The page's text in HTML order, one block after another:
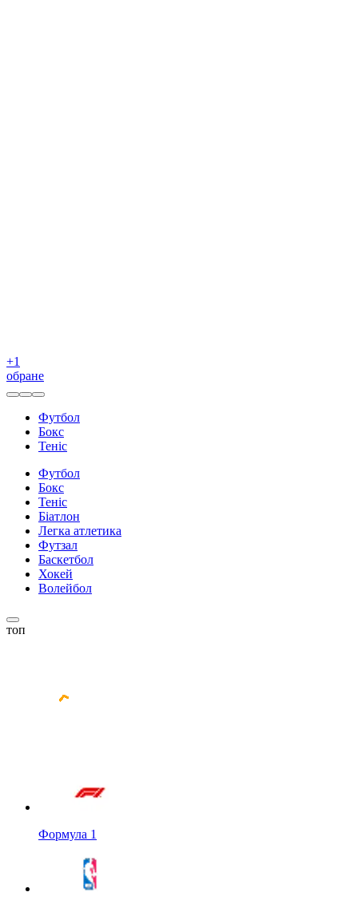
+1
обране
Футбол
Бокс
Теніс
Футбол
Бокс
Теніс
Біатлон
Легка атлетика
Футзал
Баскетбол
Хокей
Волейбол
топ
Формула 1